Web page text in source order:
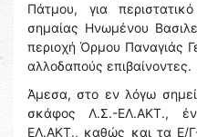
Πάτμου, για
σημαίας Ηνωμένου
περιοχή Όρμου Παναγιάς
αλλοδαπούς επιβαίνοντες.
Άμεσα, στο εν λόγω
σκάφος Λ.Σ.-ΕΛ.ΑΚΤ.,
ΕΛ.ΑΚΤ., καθώς και τα Ε/